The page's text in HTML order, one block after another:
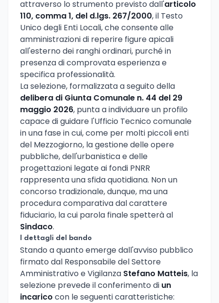
attraverso lo strumento previsto dall'articolo
110, comma 1, del d.lgs. 267/2000, il Testo
Unico degli Enti Locali, che consente alle
amministrazioni di reperire figure apicali
all'esterno dei ranghi ordinari, purché in
presenza di comprovata esperienza e
specifica professionalità.
La selezione, formalizzata a seguito della
delibera di Giunta Comunale n. 44 del 29
maggio 2026, punta a individuare un profilo
capace di guidare l'Ufficio Tecnico comunale
in una fase in cui, come per molti piccoli enti
del Mezzogiorno, la gestione delle opere
pubbliche, dell'urbanistica e delle
progettazioni legate ai fondi PNRR
rappresenta una sfida quotidiana. Non un
concorso tradizionale, dunque, ma una
procedura comparativa dal carattere
fiduciario, la cui parola finale spetterà al
Sindaco.
I dettagli del bando
Stando a quanto emerge dall'avviso pubblico
firmato dal Responsabile del Settore
Amministrativo e Vigilanza Stefano Matteis, la
selezione prevede il conferimento di un
incarico con le seguenti caratteristiche: